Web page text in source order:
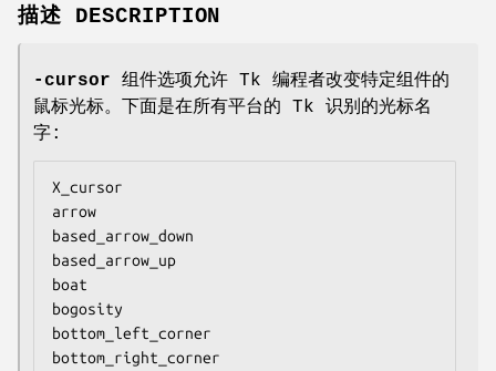
描述 DESCRIPTION
-cursor 组件选项允许 Tk 编程者改变特定组件的
鼠标光标。下面是在所有平台的 Tk 识别的光标名
字:
X_cursor
arrow
based_arrow_down
based_arrow_up
boat
bogosity
bottom_left_corner
bottom_right_corner